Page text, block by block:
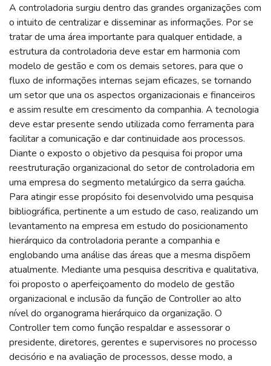
A controladoria surgiu dentro das grandes organizações com
o intuito de centralizar e disseminar as informações. Por se
tratar de uma área importante para qualquer entidade, a
estrutura da controladoria deve estar em harmonia com
modelo de gestão e com os demais setores, para que o
fluxo de informações internas sejam eficazes, se tornando
um setor que una os aspectos organizacionais e financeiros
e assim resulte em crescimento da companhia. A tecnologia
deve estar presente sendo utilizada como ferramenta para
facilitar a comunicação e dar continuidade aos processos.
Diante o exposto o objetivo da pesquisa foi propor uma
reestruturação organizacional do setor de controladoria em
uma empresa do segmento metalúrgico da serra gaúcha.
Para atingir esse propósito foi desenvolvido uma pesquisa
bibliográfica, pertinente a um estudo de caso, realizando um
levantamento na empresa em estudo do posicionamento
hierárquico da controladoria perante a companhia e
englobando uma análise das áreas que a mesma dispõem
atualmente. Mediante uma pesquisa descritiva e qualitativa,
foi proposto o aperfeiçoamento do modelo de gestão
organizacional e inclusão da função de Controller ao alto
nível do organograma hierárquico da organização. O
Controller tem como função respaldar e assessorar o
presidente, diretores, gerentes e supervisores no processo
decisório e na avaliação de processos, desse modo, a